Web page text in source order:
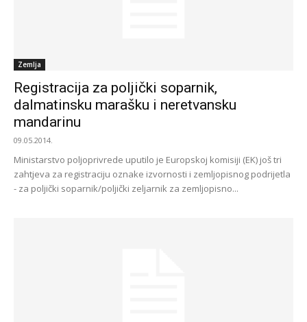
Zemlja
Registracija za poljički soparnik,
dalmatinsku marašku i neretvansku
mandarinu
09.05.2014.
Ministarstvo poljoprivrede uputilo je Europskoj komisiji (EK) još tri
zahtjeva za registraciju oznake izvornosti i zemljopisnog podrijetla
- za poljički soparnik/poljički zeljarnik za zemljopisno...